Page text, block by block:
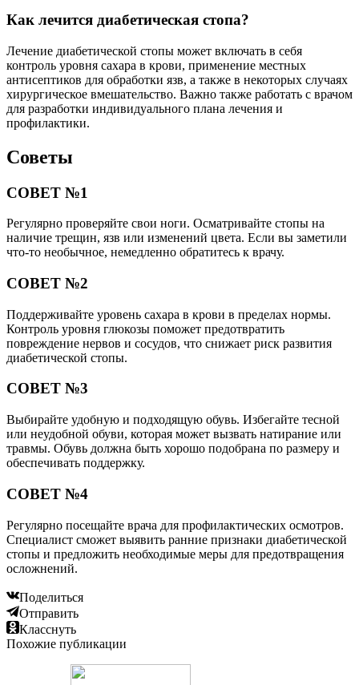
Как лечится диабетическая стопа?
Лечение диабетической стопы может включать в себя
контроль уровня сахара в крови, применение местных
антисептиков для обработки язв, а также в некоторых случаях
хирургическое вмешательство. Важно также работать с врачом
для разработки индивидуального плана лечения и
профилактики.
Советы
СОВЕТ №1
Регулярно проверяйте свои ноги. Осматривайте стопы на
наличие трещин, язв или изменений цвета. Если вы заметили
что-то необычное, немедленно обратитесь к врачу.
СОВЕТ №2
Поддерживайте уровень сахара в крови в пределах нормы.
Контроль уровня глюкозы поможет предотвратить
повреждение нервов и сосудов, что снижает риск развития
диабетической стопы.
СОВЕТ №3
Выбирайте удобную и подходящую обувь. Избегайте тесной
или неудобной обуви, которая может вызвать натирание или
травмы. Обувь должна быть хорошо подобрана по размеру и
обеспечивать поддержку.
СОВЕТ №4
Регулярно посещайте врача для профилактических осмотров.
Специалист сможет выявить ранние признаки диабетической
стопы и предложить необходимые меры для предотвращения
осложнений.
Поделиться
Отправить
Класснуть
Похожие публикации